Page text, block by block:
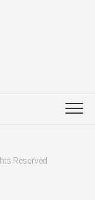
Reserved.